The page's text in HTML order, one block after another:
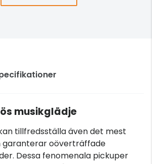
musikglädje
tillfredsställa även det mest
oöverträffade
Dessa fenomenala pickuper